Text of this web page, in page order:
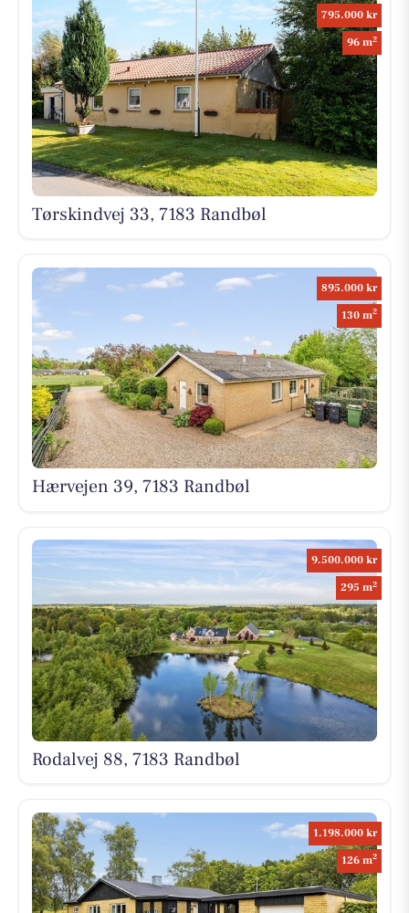
795.000 kr
96 m2
Tørskindvej 33, 7183 Randbøl
895.000 kr
130 m2
Hærvejen 39, 7183 Randbøl
9.500.000 kr
295 m2
Rodalvej 88, 7183 Randbøl
1.198.000 kr
126 m2